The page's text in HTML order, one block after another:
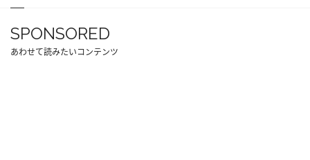
SPONSORED
あわせて読みたいコンテンツ